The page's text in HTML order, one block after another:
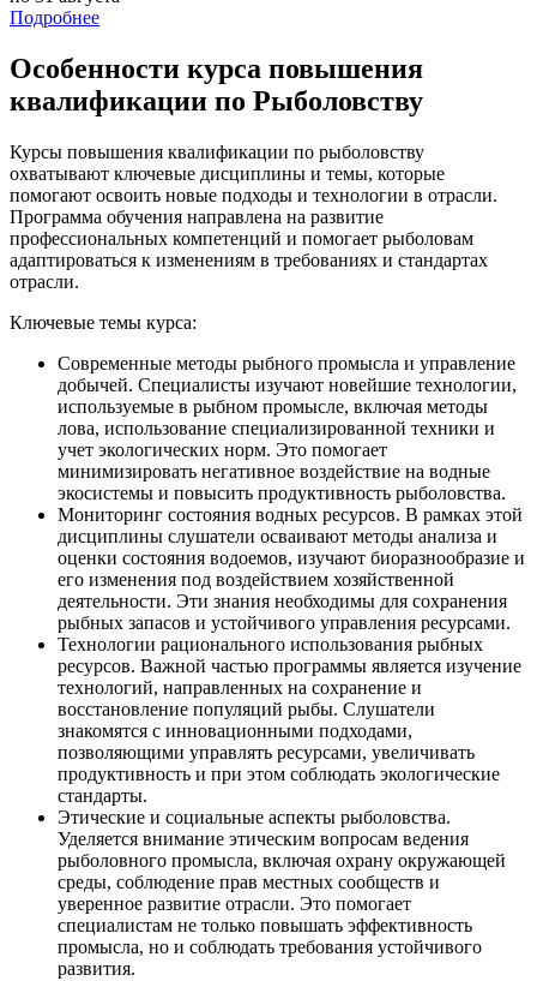
Подробнее
Особенности курса повышения
квалификации по Рыболовству
Курсы повышения квалификации по рыболовству
охватывают ключевые дисциплины и темы, которые
помогают освоить новые подходы и технологии в отрасли.
Программа обучения направлена на развитие
профессиональных компетенций и помогает рыболовам
адаптироваться к изменениям в требованиях и стандартах
отрасли.
Ключевые темы курса:
Современные методы рыбного промысла и управление
добычей. Специалисты изучают новейшие технологии,
используемые в рыбном промысле, включая методы
лова, использование специализированной техники и
учет экологических норм. Это помогает
минимизировать негативное воздействие на водные
экосистемы и повысить продуктивность рыболовства.
Мониторинг состояния водных ресурсов. В рамках этой
дисциплины слушатели осваивают методы анализа и
оценки состояния водоемов, изучают биоразнообразие и
его изменения под воздействием хозяйственной
деятельности. Эти знания необходимы для сохранения
рыбных запасов и устойчивого управления ресурсами.
Технологии рационального использования рыбных
ресурсов. Важной частью программы является изучение
технологий, направленных на сохранение и
восстановление популяций рыбы. Слушатели
знакомятся с инновационными подходами,
позволяющими управлять ресурсами, увеличивать
продуктивность и при этом соблюдать экологические
стандарты.
Этические и социальные аспекты рыболовства.
Уделяется внимание этическим вопросам ведения
рыболовного промысла, включая охрану окружающей
среды, соблюдение прав местных сообществ и
уверенное развитие отрасли. Это помогает
специалистам не только повышать эффективность
промысла, но и соблюдать требования устойчивого
развития.